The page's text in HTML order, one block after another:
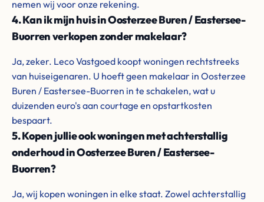
nemen wij voor onze rekening.
4. Kan ik mijn huis in Oosterzee Buren / Eastersee-
Buorren verkopen zonder makelaar?
Ja, zeker. Leco Vastgoed koopt woningen rechtstreeks
van huiseigenaren. U hoeft geen makelaar in Oosterzee
Buren / Eastersee-Buorren in te schakelen, wat u
duizenden euro's aan courtage en opstartkosten
bespaart.
5. Kopen jullie ook woningen met achterstallig
onderhoud in Oosterzee Buren / Eastersee-
Buorren?
Ja, wij kopen woningen in elke staat. Zowel achterstallig